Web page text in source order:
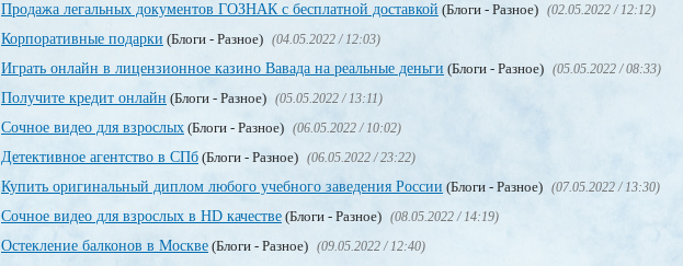
Продажа легальных документов ГОЗНАК с бесплатной доставкой (Блоги - Разное) (02.05.2022 / 12:12)
Корпоративные подарки (Блоги - Разное) (04.05.2022 / 12:03)
Играть онлайн в лицензионное казино Вавада на реальные деньги (Блоги - Разное) (05.05.2022 / 08:33)
Получите кредит онлайн (Блоги - Разное) (05.05.2022 / 13:11)
Сочное видео для взрослых (Блоги - Разное) (06.05.2022 / 10:02)
Детективное агентство в СПб (Блоги - Разное) (06.05.2022 / 23:22)
Купить оригинальный диплом любого учебного заведения России (Блоги - Разное) (07.05.2022 / 13:30)
Сочное видео для взрослых в HD качестве (Блоги - Разное) (08.05.2022 / 14:19)
Остекление балконов в Москве (Блоги - Разное) (09.05.2022 / 12:40)